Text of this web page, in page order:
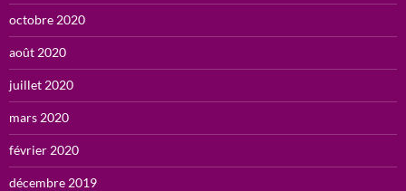
octobre 2020
août 2020
juillet 2020
mars 2020
février 2020
décembre 2019